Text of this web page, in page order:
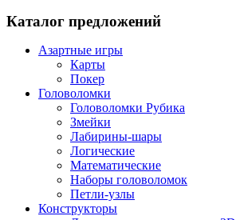
Каталог предложений
Азартные игры
Карты
Покер
Головоломки
Головоломки Рубика
Змейки
Лабирины-шары
Логические
Математические
Наборы головоломок
Петли-узлы
Конструкторы